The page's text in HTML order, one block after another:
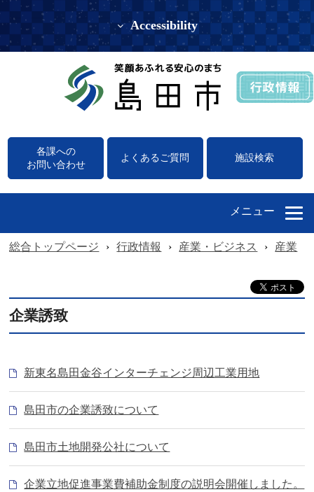
Accessibility
各課への
お問い合わせ
よくあるご質問 施設検索
メニュー
総合トップページ › 行政情報 › 産業・ビジネス › 産業
企業誘致
新東名島田金谷インターチェンジ周辺工業用地
島田市の企業誘致について
島田市土地開発公社について
企業立地促進事業費補助金制度の説明会開催しました。